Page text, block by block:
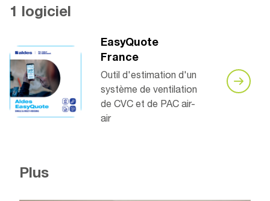
1 logiciel
EasyQuote
France
Outil d'estimation d'un
système de ventilation
de CVC et de PAC air-
air
Plus